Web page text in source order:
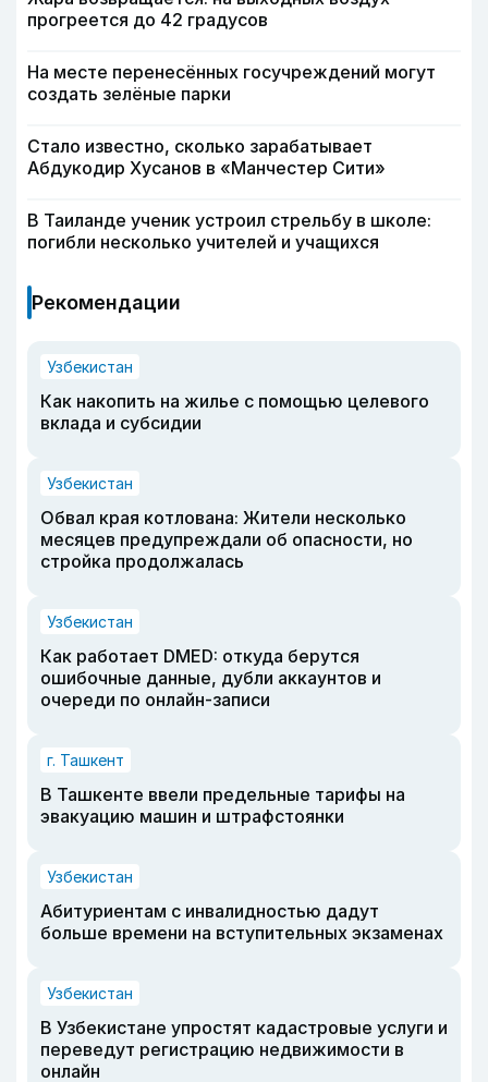
прогреется до 42 градусов
На месте перенесённых госучреждений могут
создать зелёные парки
Стало известно, сколько зарабатывает
Абдукодир Хусанов в «Манчестер Сити»
В Таиланде ученик устроил стрельбу в школе:
погибли несколько учителей и учащихся
Рекомендации
Узбекистан
Как накопить на жилье с помощью целевого
вклада и субсидии
Узбекистан
Обвал края котлована: Жители несколько
месяцев предупреждали об опасности, но
стройка продолжалась
Узбекистан
Как работает DMED: откуда берутся
ошибочные данные, дубли аккаунтов и
очереди по онлайн-записи
г. Ташкент
В Ташкенте ввели предельные тарифы на
эвакуацию машин и штрафстоянки
Узбекистан
Абитуриентам с инвалидностью дадут
больше времени на вступительных экзаменах
Узбекистан
В Узбекистане упростят кадастровые услуги и
переведут регистрацию недвижимости в
онлайн